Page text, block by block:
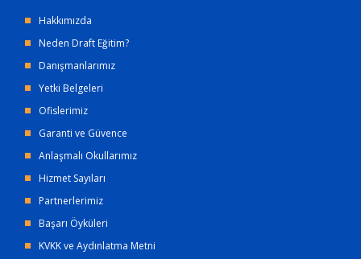
Hakkımızda
Neden Draft Eğitim?
Danışmanlarımız
Yetki Belgeleri
Ofislerimiz
Garanti ve Güvence
Anlaşmalı Okullarımız
Hizmet Sayıları
Partnerlerimiz
Başarı Öyküleri
KVKK ve Aydınlatma Metni